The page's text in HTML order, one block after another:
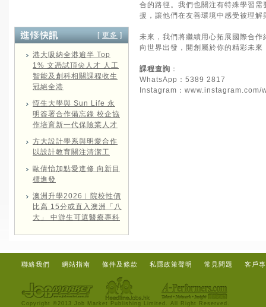
[ 更多 ]
港大吸納全港逾半 Top
1% 文憑試頂尖人才 人工
智能及創科相關課程收生
冠絕全港
恆生大學與 Sun Life 永
明簽署合作備忘錄 校企協
作培育新一代保險業人才
方大設計學系與明愛合作
以設計教育關注清潔工
歐倩怡加點愛進修 向新目
標進發
澳洲升學2026︱院校性價
比高 15分或直入澳洲「八
大」 中游生可選醫療專科
合的路徑。我們也關注有特殊學習
援，讓他們在友善環境中感受被理
未來，我們將繼續用心拓展國際合
向世界出發，開創屬於你的精彩未來
課程查詢 ：
WhatsApp：5389 2817
Instagram：
聯絡我們 網站指南 條件及條款 私隱政策聲明 常見問題 客戶
Copyright ©2013 Job Market Publishing Limited. All Right Reserved.